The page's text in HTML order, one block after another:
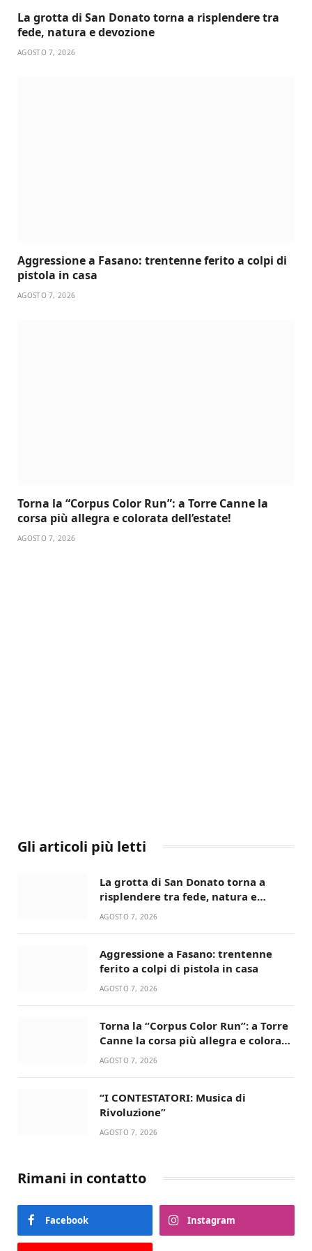
La grotta di San Donato torna a risplendere tra
fede, natura e devozione
AGOSTO 7, 2026
Aggressione a Fasano: trentenne ferito a colpi di
pistola in casa
AGOSTO 7, 2026
Torna la “Corpus Color Run”: a Torre Canne la
corsa più allegra e colorata dell’estate!
AGOSTO 7, 2026
Gli articoli più letti
La grotta di San Donato torna a
risplendere tra fede, natura e
devozione
AGOSTO 7, 2026
Aggressione a Fasano: trentenne
ferito a colpi di pistola in casa
AGOSTO 7, 2026
Torna la “Corpus Color Run”: a Torre
Canne la corsa più allegra e colorata
dell’estate!
AGOSTO 7, 2026
“I CONTESTATORI: Musica di
Rivoluzione”
AGOSTO 7, 2026
Rimani in contatto
Facebook Instagram